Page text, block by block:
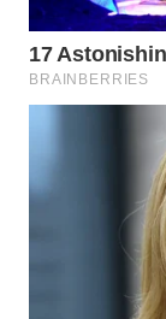
WN
KARAWANG